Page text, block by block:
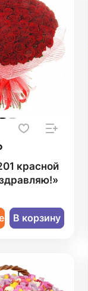
красной
В корзину